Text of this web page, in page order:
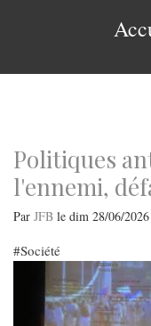
Politiques
l'ennemi,
Par JFB le dim 28/06/
Société